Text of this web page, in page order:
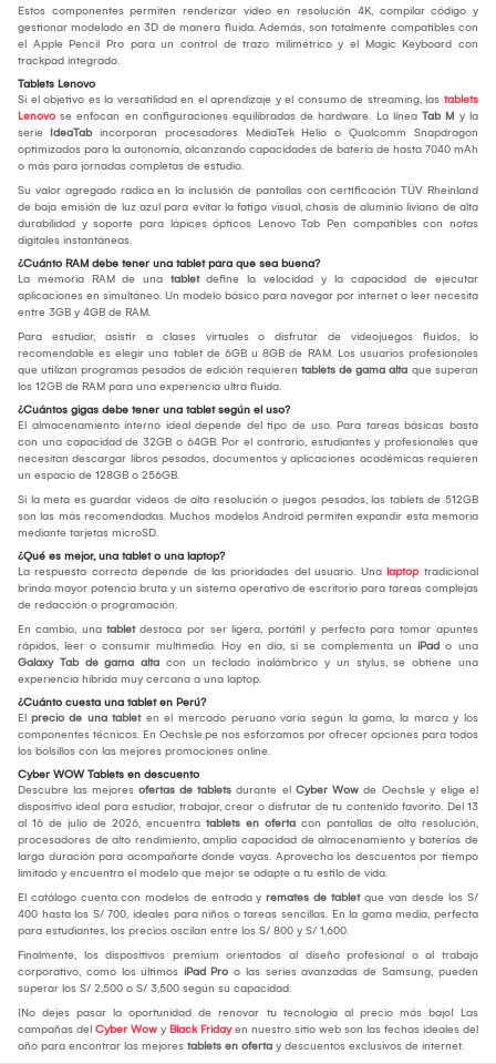
Estos componentes permiten renderizar video en resolución 4K, compilar código y
gestionar modelado en 3D de manera fluida. Además, son totalmente compatibles con
el Apple Pencil Pro para un control de trazo milimétrico y el Magic Keyboard con
trackpad integrado.
Tablets Lenovo
Si el objetivo es la versatilidad en el aprendizaje y el consumo de streaming, las tablets
Lenovo se enfocan en configuraciones equilibradas de hardware. La línea Tab M y la
serie IdeaTabincorporan procesadores MediaTek Helio o Qualcomm Snapdragon
optimizados para la autonomía, alcanzando capacidades de batería de hasta 7040 mAh
o más para jornadas completas de estudio.
Su valor agregado radica en la inclusión de pantallas con certificación TÜV Rheinland
de baja emisión de luz azul para evitar la fatiga visual, chasis de aluminio liviano de alta
durabilidad y soporte para lápices ópticos Lenovo Tab Pen compatibles con notas
digitales instantáneas.
¿Cuánto RAM debe tener una tablet para que sea buena?
La memoria RAM de una tablet define la velocidad y la capacidad de ejecutar
aplicaciones en simultáneo. Un modelo básico para navegar por internet o leer necesita
entre 3GB y 4GB de RAM.
Para estudiar, asistir a clases virtuales o disfrutar de videojuegos fluidos, lo
recomendable es elegir una tablet de 6GB u 8GB de RAM. Los usuarios profesionales
que utilizan programas pesados de edición requieren tablets de gama alta que superan
los 12GB de RAM para una experiencia ultra fluida.
¿Cuántos gigas debe tener una tablet según el uso?
El almacenamiento interno ideal depende del tipo de uso. Para tareas básicas basta
con una capacidad de 32GB o 64GB. Por el contrario, estudiantes y profesionales que
necesitan descargar libros pesados, documentos y aplicaciones académicas requieren
un espacio de 128GB o 256GB.
Si la meta es guardar videos de alta resolución o juegos pesados, las tablets de 512GB
son las más recomendadas. Muchos modelos Android permiten expandir esta memoria
mediante tarjetas microSD.
¿Qué es mejor, una tablet o una laptop?
La respuesta correcta depende de las prioridades del usuario. Una laptoptradicional
brinda mayor potencia bruta y un sistema operativo de escritorio para tareas complejas
de redacción o programación.
En cambio, una tablet destaca por ser ligera, portátil y perfecta para tomar apuntes
rápidos, leer o consumir multimedia. Hoy en día, si se complementa un iPad o una
Galaxy Tab de gama alta con un teclado inalámbrico y un stylus, se obtiene una
experiencia híbrida muy cercana a una laptop.
¿Cuánto cuesta una tablet en Perú?
El precio de una tableten el mercado peruano varía según la gama, la marca y los
componentes técnicos. En Oechsle.pe nos esforzamos por ofrecer opciones para todos
los bolsillos con las mejores promociones online.
Cyber WOW Tablets en descuento
Descubre las mejores ofertas de tablets durante el Cyber Wow de Oechsle y elige el
dispositivo ideal para estudiar, trabajar, crear o disfrutar de tu contenido favorito. Del 13
al 16 de julio de 2026, encuentra tablets en oferta con pantallas de alta resolución,
procesadores de alto rendimiento, amplia capacidad de almacenamiento y baterías de
larga duración para acompañarte donde vayas. Aprovecha los descuentos por tiempo
limitado y encuentra el modelo que mejor se adapte a tu estilo de vida.
El catálogo cuenta con modelos de entrada y remates de tabletque van desde los S/
400 hasta los S/ 700, ideales para niños o tareas sencillas. En la gama media, perfecta
para estudiantes, los precios oscilan entre los S/ 800 y S/ 1,600.
Finalmente, los dispositivos premium orientados al diseño profesional o al trabajo
corporativo, como los últimos iPad Pro o las series avanzadas de Samsung, pueden
superar los S/ 2,500 o S/ 3,500 según su capacidad.
¡No dejes pasar la oportunidad de renovar tu tecnología al precio más bajo! Las
campañas del Cyber Wow y Black Fridayen nuestro sitio web son las fechas ideales del
año para encontrar las mejores tablets en oferta y descuentos exclusivos de internet.